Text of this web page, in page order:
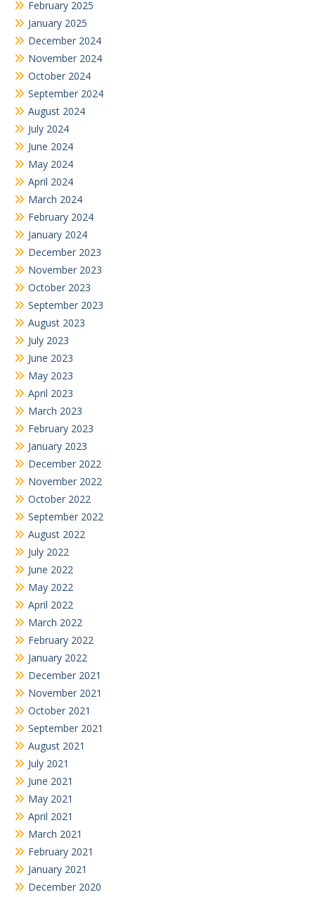
February 2025
January 2025
December 2024
November 2024
October 2024
September 2024
August 2024
July 2024
June 2024
May 2024
April 2024
March 2024
February 2024
January 2024
December 2023
November 2023
October 2023
September 2023
August 2023
July 2023
June 2023
May 2023
April 2023
March 2023
February 2023
January 2023
December 2022
November 2022
October 2022
September 2022
August 2022
July 2022
June 2022
May 2022
April 2022
March 2022
February 2022
January 2022
December 2021
November 2021
October 2021
September 2021
August 2021
July 2021
June 2021
May 2021
April 2021
March 2021
February 2021
January 2021
December 2020